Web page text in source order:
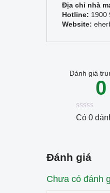
Địa chỉ nhà
Hotline: 1900
Website:
Đánh giá
0
0
out
Có 0
Đánh giá
Chưa có đánh